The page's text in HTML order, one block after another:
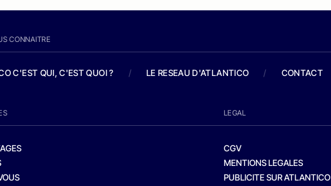
CONNAITRE
C'EST QUI, C'EST QUOI ? / LE RESEAU D'ATLANTICO / CONTACT
LEGAL
CGV
MENTIONS LEGALES
PUBLICITE SUR ATLANTICO